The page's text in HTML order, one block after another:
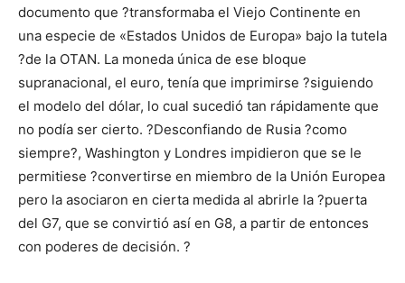
documento que ?transformaba el Viejo Continente en
una especie de «Estados Unidos de Europa» bajo la tutela
?de la OTAN. La moneda única de ese bloque
supranacional, el euro, tenía que imprimirse ?siguiendo
el modelo del dólar, lo cual sucedió tan rápidamente que
no podía ser cierto. ?Desconfiando de Rusia ?como
siempre?, Washington y Londres impidieron que se le
permitiese ?convertirse en miembro de la Unión Europea
pero la asociaron en cierta medida al abrirle la ?puerta
del G7, que se convirtió así en G8, a partir de entonces
con poderes de decisión. ?